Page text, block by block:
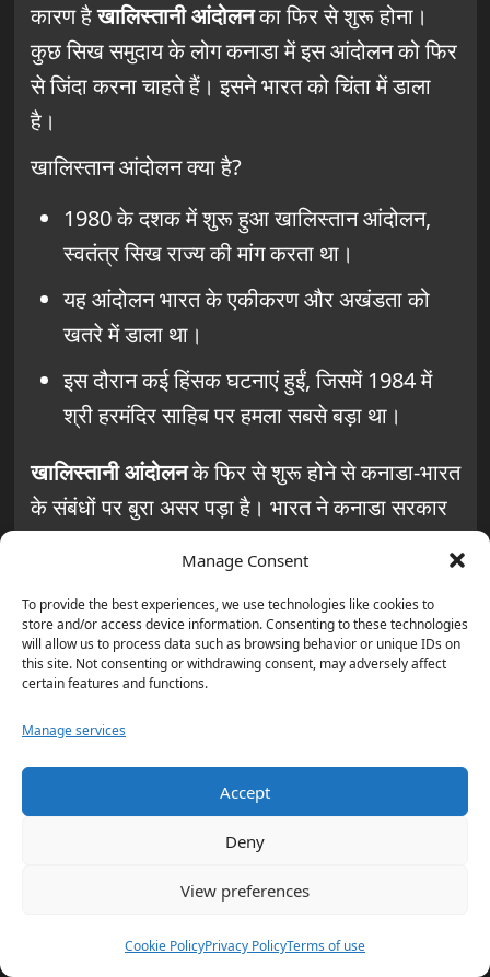
Manage Consent
To provide the best experiences, we use technologies like cookies to
store and/or access device information. Consenting to these technologies
will allow us to process data such as browsing behavior or unique IDs on
this site. Not consenting or withdrawing consent, may adversely affect
certain features and functions.
Manage services
Accept
Deny
View preferences
Cookie PolicyPrivacy PolicyTerms of use
कारण हैखालिस्तानी आंदोलनका फिर से शुरू होना।
कुछ सिख समुदाय के लोग कनाडा में इस आंदोलन को फिर
से जिंदा करना चाहते हैं। इसने भारत को चिंता में डाला
है।
खालिस्तान आंदोलन क्या है?
1980 के दशक में शुरू हुआ खालिस्तान आंदोलन,
स्वतंत्र सिख राज्य की मांग करता था।
यह आंदोलन भारत के एकीकरण और अखंडता को
खतरे में डाला था।
इस दौरान कई हिंसक घटनाएं हुईं, जिसमें 1984 में
श्री हरमंदिर साहिब पर हमला सबसे बड़ा था।
खालिस्तानी आंदोलनके फिर से शुरू होने से कनाडा-भारत
के संबंधों पर बुरा असर पड़ा है। भारत ने कनाडा सरकार
रहे कुछ समूहों को संरक्षण दे रहा है।
“खालिस्तान आंदोलन ने भारत की एकता और
भी प्रभावित किया है। व्यापार, सुरक्षा और आर्थिक
सहयोग पर इसका नकारात्मक असर हुआ है। दोनों देशों